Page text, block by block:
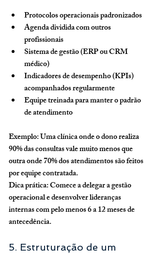
Protocolos operacionais padronizados
Agenda dividida com outros
profissionais
Sistema de gestão (ERP ou CRM
médico)
Indicadores de desempenho (KPIs)
acompanhados regularmente
Equipe treinada para manter o padrão
de atendimento
Exemplo: Uma clínica onde o dono realiza
90% das consultas vale muito menos que
outra onde 70% dos atendimentos são feitos
por equipe contratada.
Dica prática: Comece a delegar a gestão
operacional e desenvolver lideranças
internas com pelo menos 6 a 12 meses de
antecedência.
5. Estruturação de um